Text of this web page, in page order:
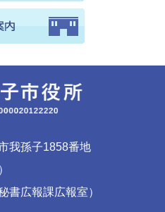
我孫子1858番地
書広報課広報室）